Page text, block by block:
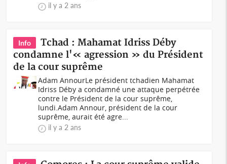
il y a 2 ans
Info
Tchad : Mahamat Idriss Déby
condamne l'« agression » du Président
de la cour suprême
Adam AnnourLe président tchadien Mahamat
Idriss Déby a condamné une attaque perpétrée
contre le Président de la cour suprême,
lundi.Adam Annour, président de la cour
suprême, aurait été agre...
il y a 2 ans